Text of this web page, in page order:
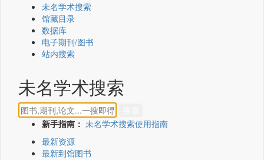
未名学术搜索
馆藏目录
数据库
电子期刊/图书
站内搜索
未名学术搜索
新手指南： 未名学术搜索使用指南
最新资源
最新到馆图书